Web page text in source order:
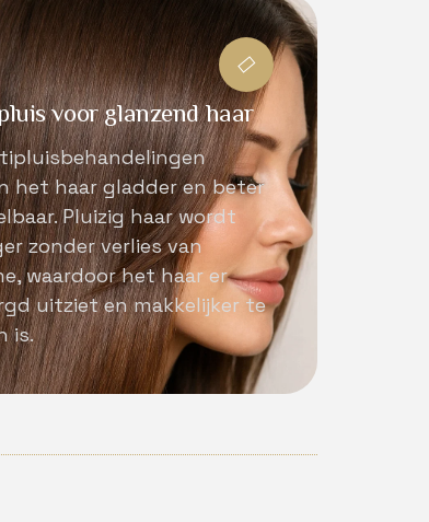
voor glanzend haar
het haar gladder en beter
Pluizig haar wordt
zonder verlies van
waardoor het haar er
uitziet en makkelijker te
is.